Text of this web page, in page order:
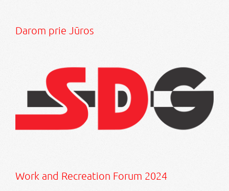
Darom prie Jūros
Work and Recreation Forum 2024